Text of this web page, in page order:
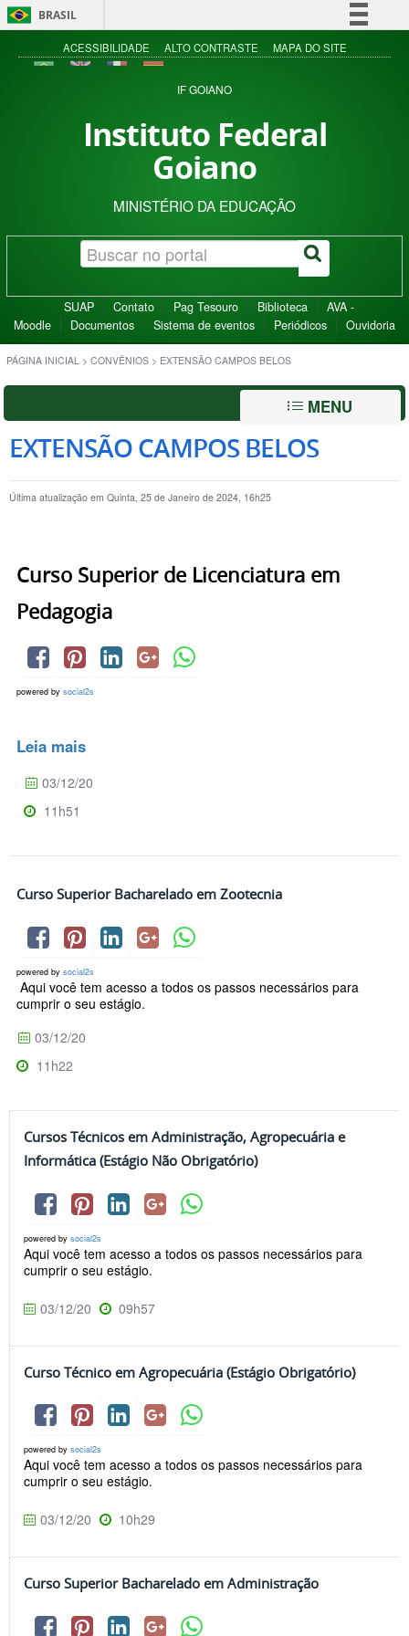
BRASIL
Simplifique!
Acesso à informação
ACESSIBILIDADE ALTO CONTRASTE MAPA DO SITE
IF GOIANO
Instituto Federal
Goiano
MINISTÉRIO DA EDUCAÇÃO
SUAP Contato Pag Tesouro Biblioteca
AVA -
Moodle
Documentos Sistema de eventos Periódicos Ouvidoria
PÁGINA INICIAL > CONVÊNIOS > EXTENSÃO CAMPOS BELOS
MENU
EXTENSÃO CAMPOS BELOS
Última atualização em Quinta, 25 de Janeiro de 2024, 16h25
Curso Superior de Licenciatura em
Pedagogia
powered by social2s
Leia mais
03/12/20
11h51
Curso Superior Bacharelado em Zootecnia
powered by social2s
Aqui você tem acesso a todos os passos necessários para
cumprir o seu estágio.
03/12/20
11h22
Cursos Técnicos em Administração, Agropecuária e
Informática (Estágio Não Obrigatório)
powered by social2s
Aqui você tem acesso a todos os passos necessários para
cumprir o seu estágio.
03/12/20 09h57
Curso Técnico em Agropecuária (Estágio Obrigatório)
powered by social2s
Aqui você tem acesso a todos os passos necessários para
cumprir o seu estágio.
03/12/20 10h29
Curso Superior Bacharelado em Administração